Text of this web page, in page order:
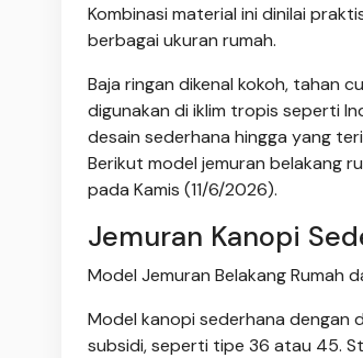
Kombinasi material ini dinilai
berbagai ukuran rumah.
Baja ringan dikenal kokoh, tahan
digunakan di iklim tropis seperti
desain sederhana hingga yang
Berikut model jemuran belakang
pada Kamis (11/6/2026).
Jemuran Kanopi
Model Jemuran Belakang Rumah
Model kanopi sederhana dengan
subsidi, seperti tipe 36 atau 45.